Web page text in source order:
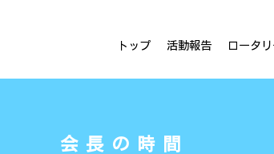
トップ 活動報告 ロータ
会長の時間